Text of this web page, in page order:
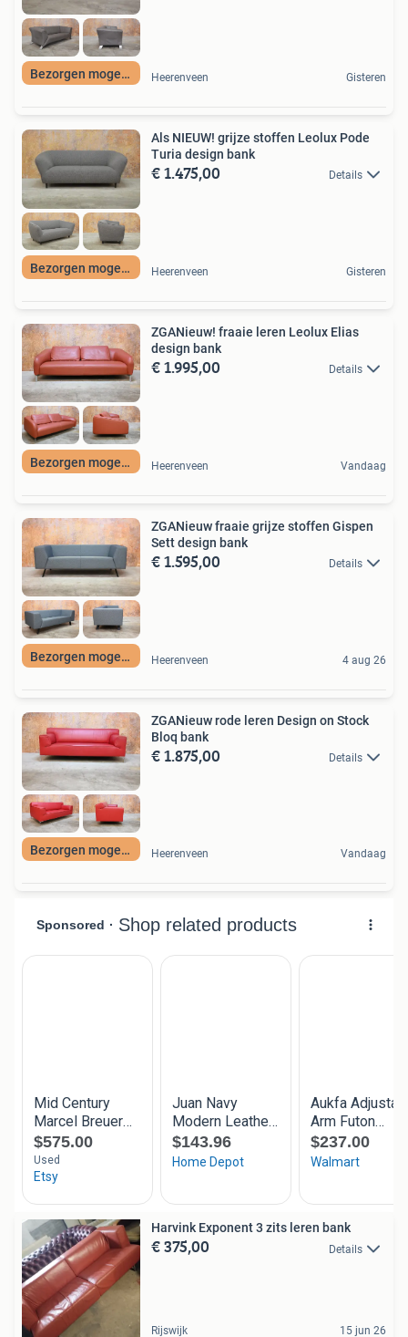
Bezorgen mogelijk Heerenveen Gisteren
Bezorgen mogelijk
Als NIEUW! grijze stoffen Leolux Pode
Turia design bank
€ 1.475,00 Details
Heerenveen Gisteren
Bezorgen mogelijk
ZGANieuw! fraaie leren Leolux Elias
design bank
€ 1.995,00 Details
Heerenveen Vandaag
Bezorgen mogelijk
ZGANieuw fraaie grijze stoffen Gispen
Sett design bank
€ 1.595,00 Details
Heerenveen 4 aug 26
Bezorgen mogelijk
ZGANieuw rode leren Design on Stock
Bloq bank
€ 1.875,00 Details
Heerenveen Vandaag
Harvink Exponent 3 zits leren bank
€ 375,00 Details
Rijswijk 15 jun 26